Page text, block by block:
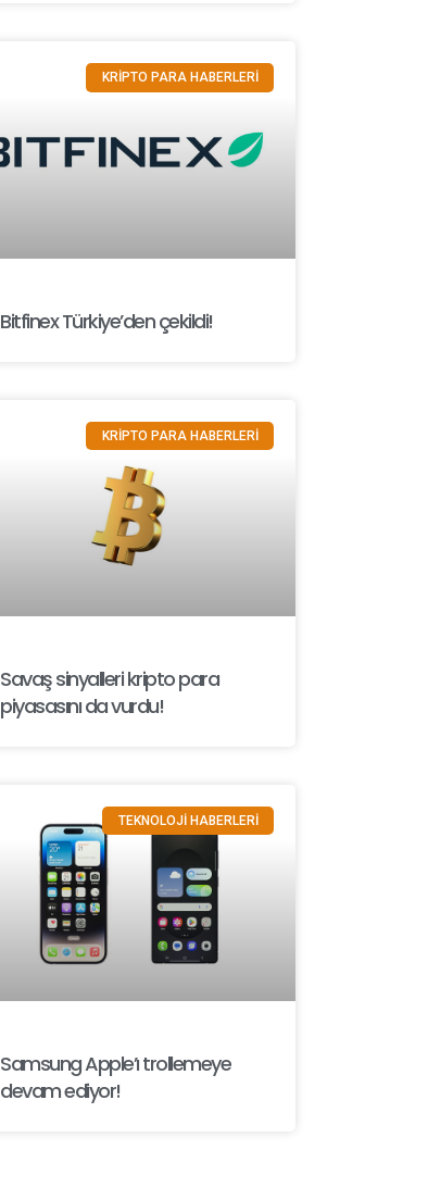
KRİPTO PARA HABERLERİ
Bitfinex Türkiye’den çekildi!
KRİPTO PARA HABERLERİ
Savaş sinyalleri kripto para
piyasasını da vurdu!
TEKNOLOJİ HABERLERİ
Samsung Apple’ı trollemeye
devam ediyor!